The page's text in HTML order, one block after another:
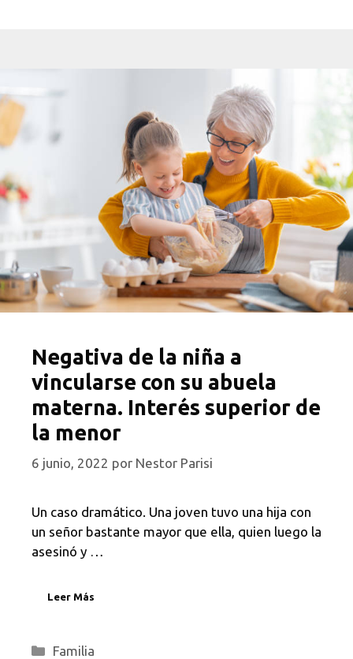
Negativa de la niña a
vincularse con su abuela
materna. Interés superior de
la menor
6 junio, 2022 por Nestor Parisi
Un caso dramático. Una joven tuvo una hija con
un señor bastante mayor que ella, quien luego la
asesinó y …
Leer Más
Categorías
Familia